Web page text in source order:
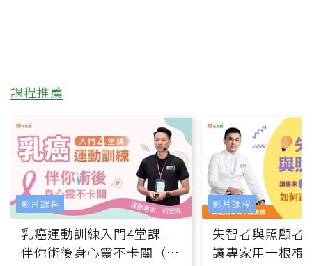
課程推薦
乳癌運動訓練入門4堂課 -
伴你術後身心靈不卡關（線
影片課程
失智者與照顧者
讓專家用一根棍
影片課程